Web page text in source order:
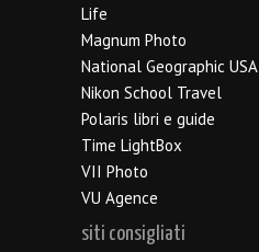
Life
Magnum Photo
National Geographic USA
Nikon School Travel
Polaris libri e guide
Time LightBox
VII Photo
VU Agence
siti consigliati